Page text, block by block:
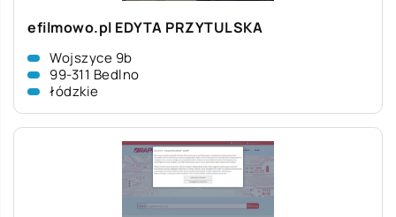
efilmowo.pl EDYTA PRZYTULSKA
Wojszyce 9b
99-311 Bedlno
łódzkie